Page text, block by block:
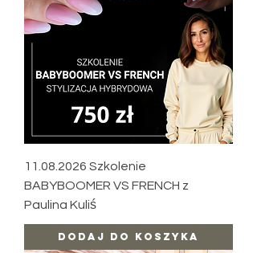
11.08.2026 Szkolenie
BABYBOOMER VS FRENCH z
Paulina Kuliś
Dodaj do koszyka